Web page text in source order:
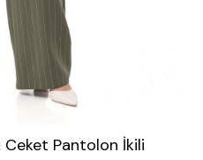
Ceket Pantolon İkili